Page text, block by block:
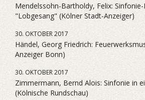
Mendelssohn-Bartholdy, Felix:
"Lobgesang" (Kölner Stadt-Anzeiger)
30. OKTOBER 2017
Händel, Georg Friedrich:
Anzeiger Bonn)
30. OKTOBER 2017
Zimmermann, Bernd Alois: Sinfonie in
(Kölnische Rundschau)